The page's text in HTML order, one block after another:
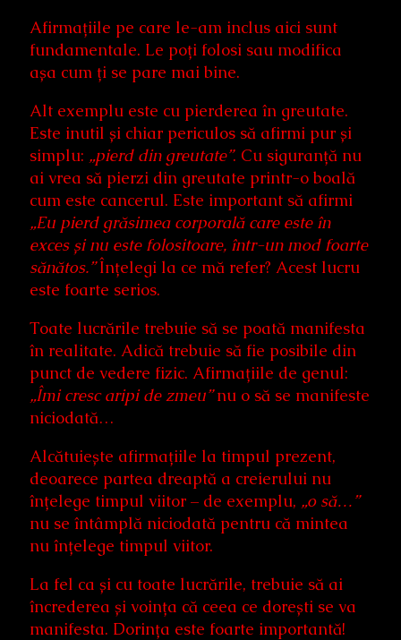
Afirmațiile pe care le-am inclus aici sunt
fundamentale. Le poți folosi sau modifica
așa cum ți se pare mai bine.
Alt exemplu este cu pierderea în greutate.
Este inutil și chiar periculos să afirmi pur și
simplu: „pierd din greutate”. Cu siguranță nu
ai vrea să pierzi din greutate printr-o boală
cum este cancerul. Este important să afirmi
„Eu pierd grăsimea corporală care este în
exces și nu este folositoare, într-un mod foarte
sănătos.”Înțelegi la ce mă refer? Acest lucru
este foarte serios.
Toate lucrările trebuie să se poată manifesta
în realitate. Adică trebuie să fie posibile din
punct de vedere fizic. Afirmațiile de genul:
„Îmi cresc aripi de zmeu”nu o să se manifeste
niciodată…
Alcătuiește afirmațiile la timpul prezent,
deoarece partea dreaptă a creierului nu
înțelege timpul viitor – de exemplu, „o să…”
nu se întâmplă niciodată pentru că mintea
nu înțelege timpul viitor.
La fel ca și cu toate lucrările, trebuie să ai
încrederea și voința că ceea ce dorești se va
manifesta. Dorința este foarte importantă!